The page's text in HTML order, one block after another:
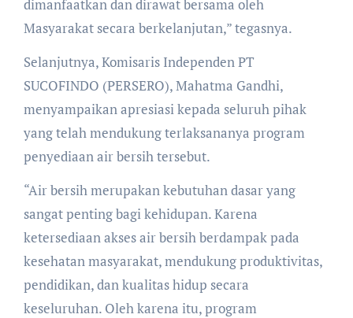
dimanfaatkan dan dirawat bersama oleh
Masyarakat secara berkelanjutan,” tegasnya.
Selanjutnya, Komisaris Independen PT
SUCOFINDO (PERSERO), Mahatma Gandhi,
menyampaikan apresiasi kepada seluruh pihak
yang telah mendukung terlaksananya program
penyediaan air bersih tersebut.
“Air bersih merupakan kebutuhan dasar yang
sangat penting bagi kehidupan. Karena
ketersediaan akses air bersih berdampak pada
kesehatan masyarakat, mendukung produktivitas,
pendidikan, dan kualitas hidup secara
keseluruhan. Oleh karena itu, program